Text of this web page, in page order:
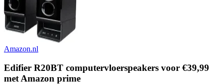
Amazon.nl
Edifier R20BT computervloerspeakers voor €39,99
met Amazon prime